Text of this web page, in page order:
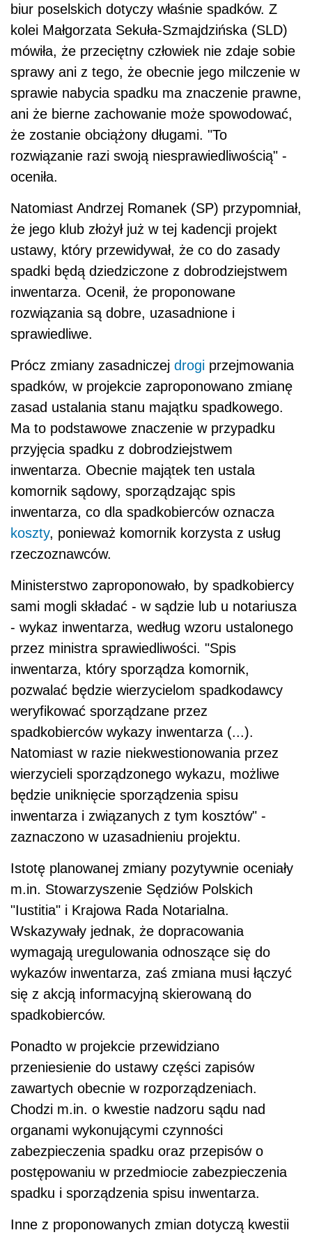
biur poselskich dotyczy właśnie spadków. Z
kolei Małgorzata Sekuła-Szmajdzińska (SLD)
mówiła, że przeciętny człowiek nie zdaje sobie
sprawy ani z tego, że obecnie jego milczenie w
sprawie nabycia spadku ma znaczenie prawne,
ani że bierne zachowanie może spowodować,
że zostanie obciążony długami. "To
rozwiązanie razi swoją niesprawiedliwością" -
oceniła.
Natomiast Andrzej Romanek (SP) przypomniał,
że jego klub złożył już w tej kadencji projekt
ustawy, który przewidywał, że co do zasady
spadki będą dziedziczone z dobrodziejstwem
inwentarza. Ocenił, że proponowane
rozwiązania są dobre, uzasadnione i
sprawiedliwe.
Prócz zmiany zasadniczej drogi przejmowania
spadków, w projekcie zaproponowano zmianę
zasad ustalania stanu majątku spadkowego.
Ma to podstawowe znaczenie w przypadku
przyjęcia spadku z dobrodziejstwem
inwentarza. Obecnie majątek ten ustala
komornik sądowy, sporządzając spis
inwentarza, co dla spadkobierców oznacza
koszty, ponieważ komornik korzysta z usług
rzeczoznawców.
Ministerstwo zaproponowało, by spadkobiercy
sami mogli składać - w sądzie lub u notariusza
- wykaz inwentarza, według wzoru ustalonego
przez ministra sprawiedliwości. "Spis
inwentarza, który sporządza komornik,
pozwalać będzie wierzycielom spadkodawcy
weryfikować sporządzane przez
spadkobierców wykazy inwentarza (...).
Natomiast w razie niekwestionowania przez
wierzycieli sporządzonego wykazu, możliwe
będzie uniknięcie sporządzenia spisu
inwentarza i związanych z tym kosztów" -
zaznaczono w uzasadnieniu projektu.
Istotę planowanej zmiany pozytywnie oceniały
m.in. Stowarzyszenie Sędziów Polskich
"Iustitia" i Krajowa Rada Notarialna.
Wskazywały jednak, że dopracowania
wymagają uregulowania odnoszące się do
wykazów inwentarza, zaś zmiana musi łączyć
się z akcją informacyjną skierowaną do
spadkobierców.
Ponadto w projekcie przewidziano
przeniesienie do ustawy części zapisów
zawartych obecnie w rozporządzeniach.
Chodzi m.in. o kwestie nadzoru sądu nad
organami wykonującymi czynności
zabezpieczenia spadku oraz przepisów o
postępowaniu w przedmiocie zabezpieczenia
spadku i sporządzenia spisu inwentarza.
Inne z proponowanych zmian dotyczą kwestii